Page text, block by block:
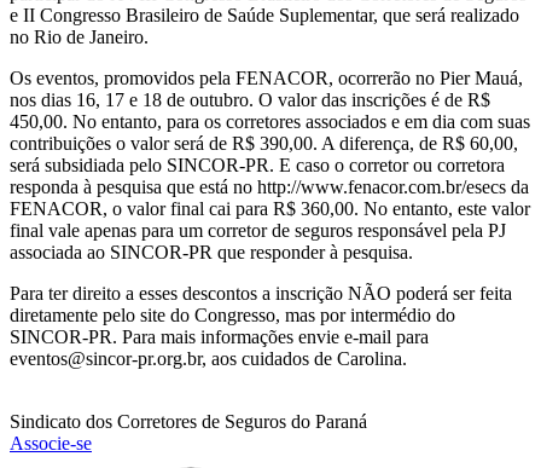
e II Congresso Brasileiro de Saúde Suplementar, que será realizado
no Rio de Janeiro.
Os eventos, promovidos pela FENACOR, ocorrerão no Pier Mauá,
nos dias 16, 17 e 18 de outubro. O valor das inscrições é de R$
450,00. No entanto, para os corretores associados e em dia com suas
contribuições o valor será de R$ 390,00. A diferença, de R$ 60,00,
será subsidiada pelo SINCOR-PR. E caso o corretor ou corretora
responda à pesquisa que está no http://www.fenacor.com.br/esecs da
FENACOR, o valor final cai para R$ 360,00. No entanto, este valor
final vale apenas para um corretor de seguros responsável pela PJ
associada ao SINCOR-PR que responder à pesquisa.
Para ter direito a esses descontos a inscrição NÃO poderá ser feita
diretamente pelo site do Congresso, mas por intermédio do
SINCOR-PR. Para mais informações envie e-mail para
eventos@sincor-pr.org.br, aos cuidados de Carolina.
Sindicato dos Corretores de Seguros do Paraná
Associe-se